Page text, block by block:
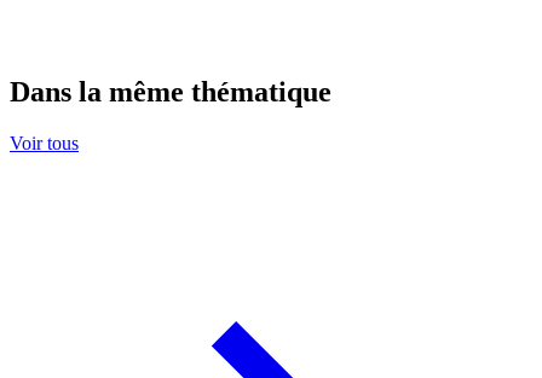
Dans la même thématique
Voir tous